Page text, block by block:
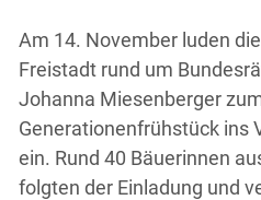
Am 14. November luden
Freistadt rund um
Johanna Miesenberger
Generationenfrühstück ins
ein. Rund 40 Bäuerinnen
folgten der Einladung und